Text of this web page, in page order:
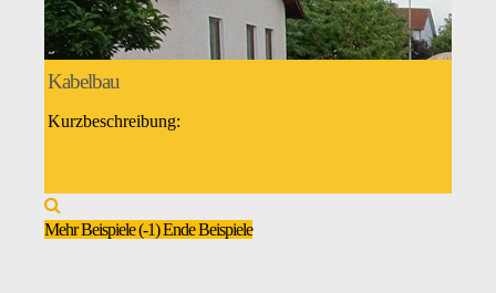
Kabelbau
Kurzbeschreibung:
Mehr Beispiele (-1)Ende Beispiele